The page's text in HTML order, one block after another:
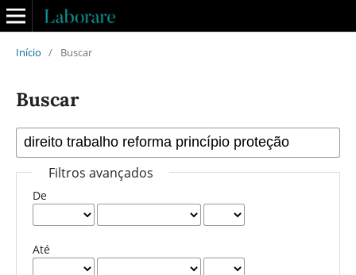
Início / Buscar
Buscar
Filtros avançados
De
Até